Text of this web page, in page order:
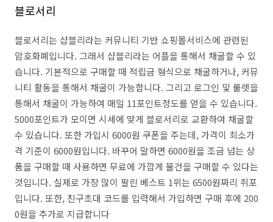
블로서리
블로서리는 샵블리라는 커뮤니티 기반 쇼핑몰서비스에 관련된
암호화폐입니다. 그래서 샵블리라는 어플을 통해서 채굴할 수 있
습니다. 기본적으로 구매할 때 적립금 형식으로 채굴하거나, 커뮤
니티 활동을 통해서 채굴이 가능합니다. 그리고 로그인 및 룰렛을
통해서 채굴이 가능하여 매일 11포인트정도를 얻을 수 있습니다.
5000포인트가 모이면 시세에 맞게 블로서리로 교환하여 채굴할
수 있습니다. 또한 가입시 6000원 쿠폰을 주는데, 가격이 최소가
격 기준이 6000원입니다. 바꾸어 말하면 6000원을 조금 넘는 상
품을 구매할 때 사용하면 무료에 가깝게 물건을 구매할 수 있다는
것입니다. 실제로 가장 많이 팔린 베스트 1위는 6500원짜리 쥐포
입니다. 또한, 친구초대 코드를 입력해서 가입하면 구매 후에 200
0원을 추가로 지급합니다